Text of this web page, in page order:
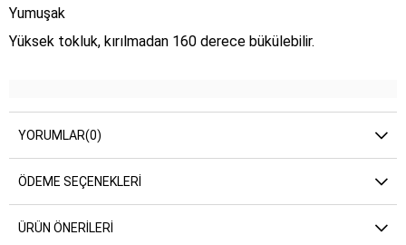
Yumuşak
Yüksek tokluk, kırılmadan 160 derece bükülebilir.
YORUMLAR(0)
ÖDEME SEÇENEKLERI
ÜRÜN ÖNERILERI